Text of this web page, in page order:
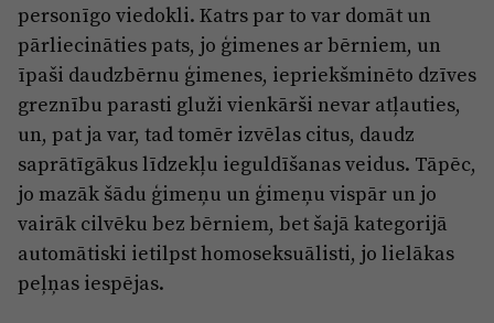
personīgo viedokli. Katrs par to var domāt un
pārliecināties pats, jo ģimenes ar bērniem, un
īpaši daudzbērnu ģimenes, iepriekšminēto dzīves
greznību parasti gluži vienkārši nevar atļauties,
un, pat ja var, tad tomēr izvēlas citus, daudz
saprātīgākus līdzekļu ieguldīšanas veidus. Tāpēc,
jo mazāk šādu ģimeņu un ģimeņu vispār un jo
vairāk cilvēku bez bērniem, bet šajā kategorijā
automātiski ietilpst homoseksuālisti, jo lielākas
peļņas iespējas.